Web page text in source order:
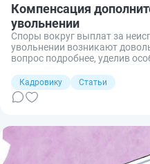
Компенсация
увольнении
Споры вокруг выплат за
увольнении возникают
вопрос подробнее, уделив
правилам компании.
компенсация, в каких
документы необходимы и на
Кадровику
Статьи